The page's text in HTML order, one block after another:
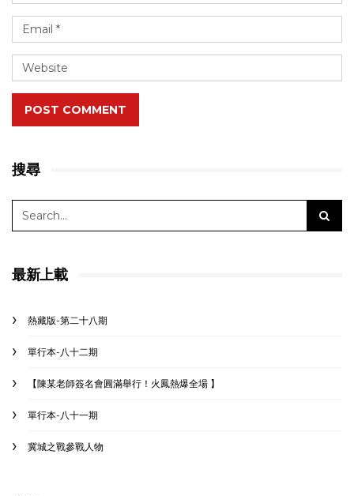
POST COMMENT
搜尋
最新上載
熱藏版-第二十八期
單行本-八十二期
【陳某老師簽名會圓滿舉行！火鳳熱爆全場 】
單行本-八十一期
冀城之戰參戰人物